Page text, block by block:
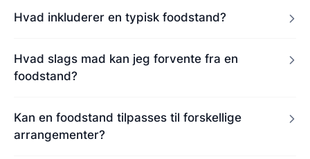
Hvad inkluderer en typisk foodstand?
Hvad slags mad kan jeg forvente fra en
foodstand?
Kan en foodstand tilpasses til forskellige
arrangementer?